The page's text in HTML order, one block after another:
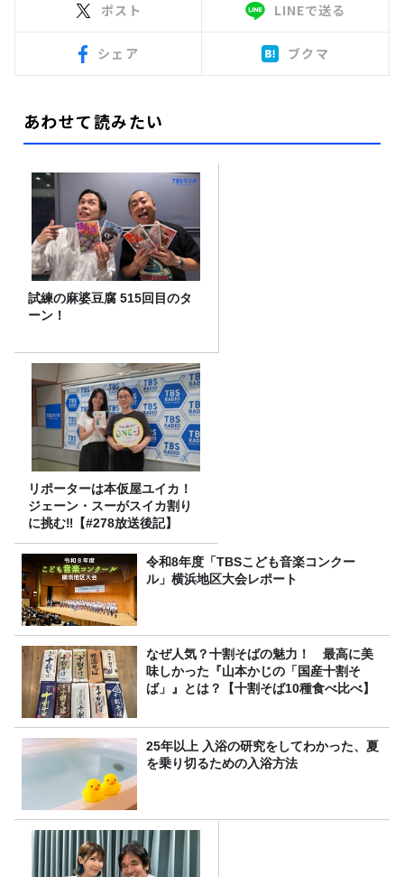
ポスト LINEで送る
シェア ブクマ
あわせて読みたい
試練の麻婆豆腐 515回目のタ
ーン！
リポーターは本仮屋ユイカ！
ジェーン・スーがスイカ割り
に挑む‼【#278放送後記】
令和8年度「TBSこども音楽コンクー
ル」横浜地区大会レポート
なぜ人気？十割そばの魅力！ 最高に美
味しかった『山本かじの「国産十割そ
ば」』とは？【十割そば10種食べ比べ】
25年以上 入浴の研究をしてわかった、夏
を乗り切るための入浴方法